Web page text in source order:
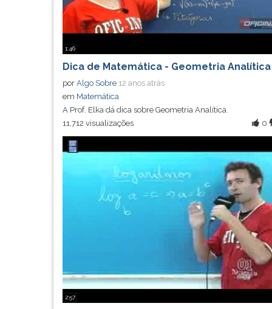
1:46
Dica de Matemática - Geometria Analítica
por Algo Sobre 12 anos atrás
em Matemática
A Prof. Elka dá dica sobre Geometria Analítica.
0
11,712 visualizações
2:57